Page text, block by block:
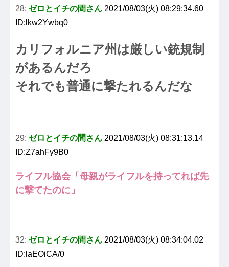
28: ゼロとイチの間さん 2021/08/03(火) 08:29:34.60
ID:lkw2Ywbq0
カリフォルニア州は厳しい銃規制
があるんだろ
それでも普通に撃たれるんだな
29: ゼロとイチの間さん 2021/08/03(火) 08:31:13.14
ID:Z7ahFy9B0
ライフル協会「母親がライフルを持ってれば先
に撃てたのに」
32: ゼロとイチの間さん 2021/08/03(火) 08:34:04.02
ID:laEOiCA/0